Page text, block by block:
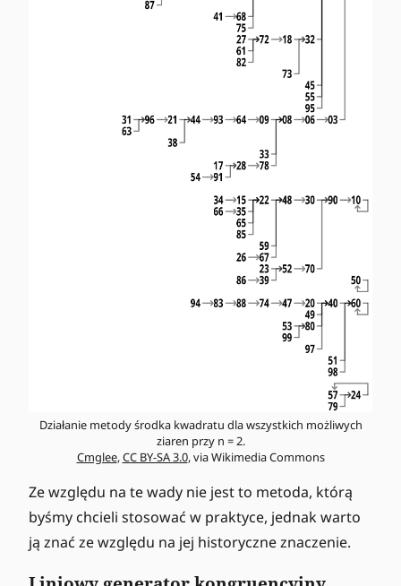
Działanie metody środka kwadratu dla wszystkich możliwych
ziaren przy n = 2.
Cmglee,CC BY-SA 3.0, via Wikimedia Commons
Ze względu na te wady nie jest to metoda, którą
byśmy chcieli stosować w praktyce, jednak warto
ją znać ze względu na jej historyczne znaczenie.